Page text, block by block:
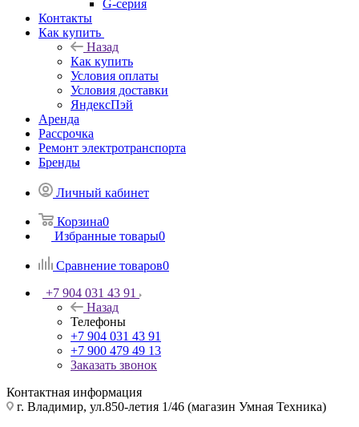
G-серия
Контакты
Как купить
Назад
Как купить
Условия оплаты
Условия доставки
ЯндексПэй
Аренда
Рассрочка
Ремонт электротранспорта
Бренды
Личный кабинет
Корзина0
Избранные товары0
Сравнение товаров0
+7 904 031 43 91
Назад
Телефоны
+7 904 031 43 91
+7 900 479 49 13
Заказать звонок
Контактная информация
г. Владимир, ул.850-летия 1/46 (магазин Умная Техника)